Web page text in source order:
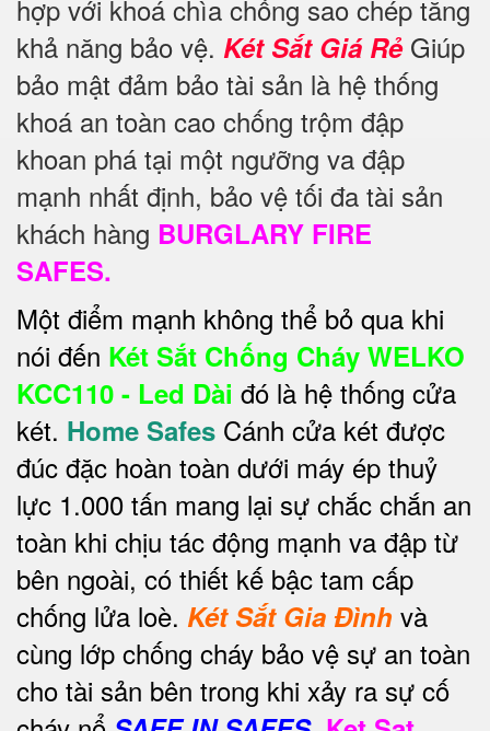
hợp với khoá chìa chống sao chép tăng
khả năng bảo vệ. Két Sắt Giá RẻGiúp
bảo mật đảm bảo tài sản là hệ thống
khoá an toàn cao chống trộm đập
khoan phá tại một ngưỡng va đập
mạnh nhất định, bảo vệ tối đa tài sản
khách hàng BURGLARY FIRE
SAFES.
Một điểm mạnh không thể bỏ qua khi
nói đến Két Sắt Chống Cháy WELKO
KCC110 - Led Dài đó là hệ thống cửa
két. Home Safes Cánh cửa két được
đúc đặc hoàn toàn dưới máy ép thuỷ
lực 1.000 tấn mang lại sự chắc chắn an
toàn khi chịu tác động mạnh va đập từ
bên ngoài, có thiết kế bậc tam cấp
chống lửa loè. Két Sắt Gia Đình và
cùng lớp chống cháy bảo vệ sự an toàn
cho tài sản bên trong khi xảy ra sự cố